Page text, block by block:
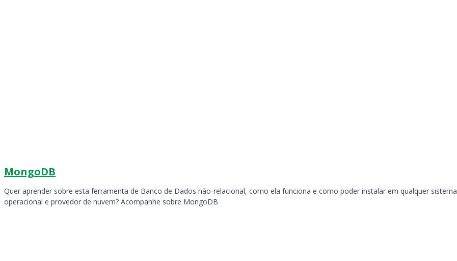
MongoDB
Quer aprender sobre esta ferramenta de Banco de Dados não-relacional, como ela funciona e como poder instalar em qualquer sistema
operacional e provedor de nuvem? Acompanhe sobre MongoDB